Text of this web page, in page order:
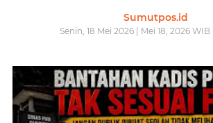
Sumutpos.id
Senin, 18 Mei 2026 | Mei 18, 2026 WIB |